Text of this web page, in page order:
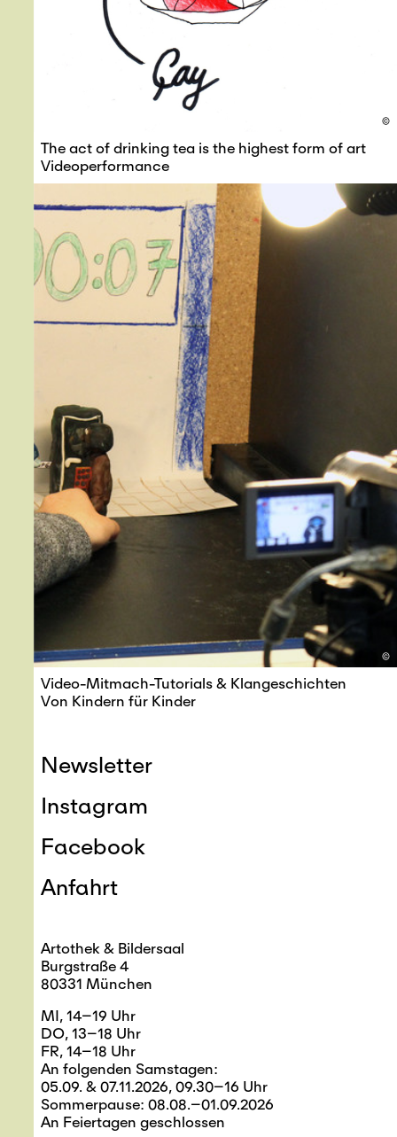
©
The act of drinking tea is the highest form of art
Videoperformance
©
Video-Mitmach-Tutorials & Klangeschichten
Von Kindern für Kinder
Newsletter
Instagram
Facebook
Anfahrt
Artothek & Bildersaal
Burgstraße 4
80331 München
MI, 14–19 Uhr
DO, 13–18 Uhr
FR, 14–18 Uhr
An folgenden Samstagen:
05.09. & 07.11.2026, 09.30–16 Uhr
Sommerpause: 08.08.–01.09.2026
An Feiertagen geschlossen